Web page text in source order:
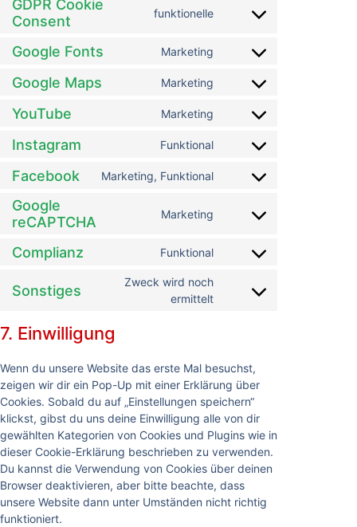
GDPR Cookie
Consent
funktionelle
Google Fonts Marketing
Google Maps Marketing
YouTube Marketing
Instagram Funktional
Facebook Marketing, Funktional
Google
reCAPTCHA
Marketing
Complianz Funktional
Sonstiges
Zweck wird noch
ermittelt
7. Einwilligung
Wenn du unsere Website das erste Mal besuchst,
zeigen wir dir ein Pop-Up mit einer Erklärung über
Cookies. Sobald du auf „Einstellungen speichern“
klickst, gibst du uns deine Einwilligung alle von dir
gewählten Kategorien von Cookies und Plugins wie in
dieser Cookie-Erklärung beschrieben zu verwenden.
Du kannst die Verwendung von Cookies über deinen
Browser deaktivieren, aber bitte beachte, dass
unsere Website dann unter Umständen nicht richtig
funktioniert.